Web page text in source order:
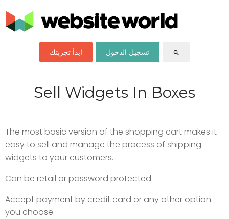
ابدأ تجربتك تسجيل الدخول search
Sell Widgets In Boxes
The most basic version of the shopping cart makes it
easy to sell and manage the process of shipping
widgets to your customers.
Can be retail or password protected.
Accept payment by credit card or any other option
you choose.